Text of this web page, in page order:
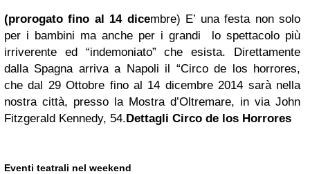
(prorogato fino al 14 dicembre) E’ una festa non solo
per i bambini ma anche per i grandi lo spettacolo più
irriverente ed “indemoniato” che esista. Direttamente
dalla Spagna arriva a Napoli il “Circo de los horrores,
che dal 29 Ottobre fino al 14 dicembre 2014 sarà nella
nostra città, presso la Mostra d’Oltremare, in via John
Fitzgerald Kennedy, 54.Dettagli Circo de los Horrores
Eventi teatrali nel weekend